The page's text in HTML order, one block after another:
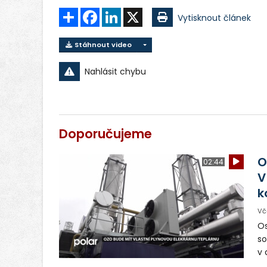
Sdílet FacebookLinkedIn Vytisknout článek
Stáhnout video
Nahlásit chybu
Doporučujeme
02:44
v